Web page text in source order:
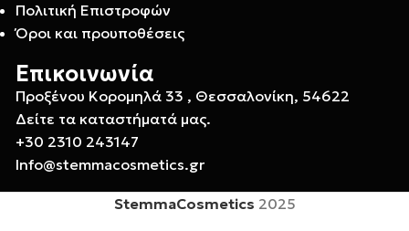
Πολιτική Επιστροφών
Όροι και προυποθέσεις
Επικοινωνία
Προξένου Κορομηλά 33 , Θεσσαλονίκη, 54622
Δείτε τα καταστήματά μας.
+30 2310 243147
Info@stemmacosmetics.gr
StemmaCosmetics 2025